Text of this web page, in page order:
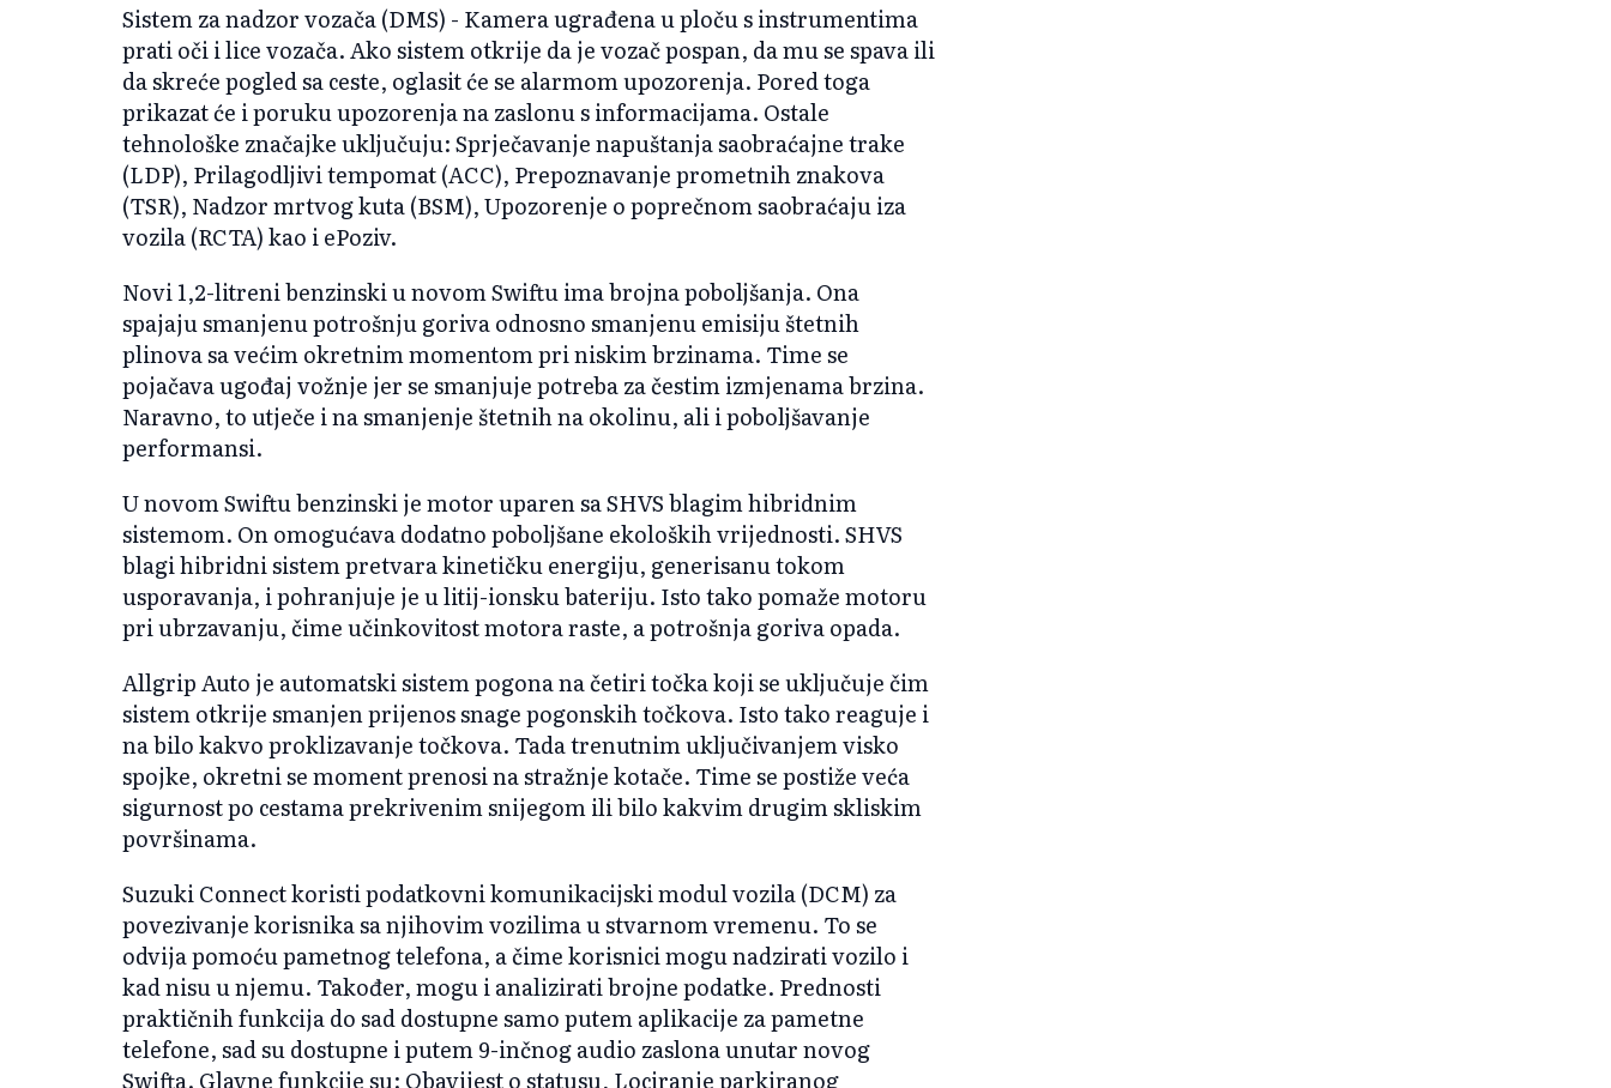
Sistem za nadzor vozača (DMS) - Kamera ugrađena u ploču s instrumentima
prati oči i lice vozača. Ako sistem otkrije da je vozač pospan, da mu se spava ili
da skreće pogled sa ceste, oglasit će se alarmom upozorenja. Pored toga
prikazat će i poruku upozorenja na zaslonu s informacijama. Ostale
tehnološke značajke uključuju: Sprječavanje napuštanja saobraćajne trake
(LDP), Prilagodljivi tempomat (ACC), Prepoznavanje prometnih znakova
(TSR), Nadzor mrtvog kuta (BSM), Upozorenje o poprečnom saobraćaju iza
vozila (RCTA) kao i ePoziv.
Novi 1,2-litreni benzinski u novom Swiftu ima brojna poboljšanja. Ona
spajaju smanjenu potrošnju goriva odnosno smanjenu emisiju štetnih
plinova sa većim okretnim momentom pri niskim brzinama. Time se
pojačava ugođaj vožnje jer se smanjuje potreba za čestim izmjenama brzina.
Naravno, to utječe i na smanjenje štetnih na okolinu, ali i poboljšavanje
performansi.
U novom Swiftu benzinski je motor uparen sa SHVS blagim hibridnim
sistemom. On omogućava dodatno poboljšane ekoloških vrijednosti. SHVS
blagi hibridni sistem pretvara kinetičku energiju, generisanu tokom
usporavanja, i pohranjuje je u litij-ionsku bateriju. Isto tako pomaže motoru
pri ubrzavanju, čime učinkovitost motora raste, a potrošnja goriva opada.
Allgrip Auto je automatski sistem pogona na četiri točka koji se uključuje čim
sistem otkrije smanjen prijenos snage pogonskih točkova. Isto tako reaguje i
na bilo kakvo proklizavanje točkova. Tada trenutnim uključivanjem visko
spojke, okretni se moment prenosi na stražnje kotače. Time se postiže veća
sigurnost po cestama prekrivenim snijegom ili bilo kakvim drugim skliskim
površinama.
Suzuki Connect koristi podatkovni komunikacijski modul vozila (DCM) za
povezivanje korisnika sa njihovim vozilima u stvarnom vremenu. To se
odvija pomoću pametnog telefona, a čime korisnici mogu nadzirati vozilo i
kad nisu u njemu. Također, mogu i analizirati brojne podatke. Prednosti
praktičnih funkcija do sad dostupne samo putem aplikacije za pametne
telefone, sad su dostupne i putem 9-inčnog audio zaslona unutar novog
Swifta. Glavne funkcije su: Obavijest o statusu, Lociranje parkiranog